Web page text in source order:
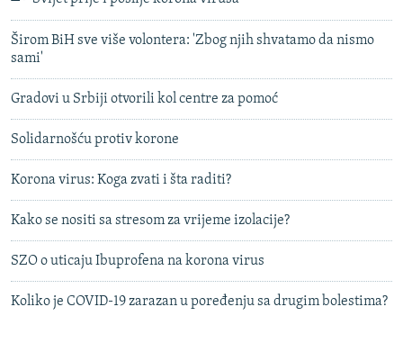
Širom BiH sve više volontera: 'Zbog njih shvatamo da nismo
sami'
Gradovi u Srbiji otvorili kol centre za pomoć
Solidarnošću protiv korone
Korona virus: Koga zvati i šta raditi?
Kako se nositi sa stresom za vrijeme izolacije?
SZO o uticaju Ibuprofena na korona virus
Koliko je COVID-19 zarazan u poređenju sa drugim bolestima?